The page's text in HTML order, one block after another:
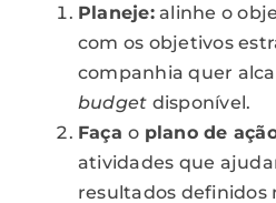
Planeje:alinhe o
com os objetivos
companhia quer
budget disponível.
Façao plano de
atividades que
resultados definidos